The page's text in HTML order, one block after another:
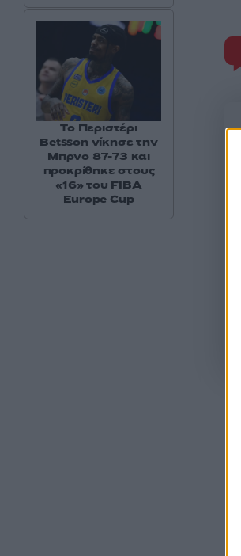
Το Περιστέρι
Betsson νίκησε την
Μπρνο 87-73 και
προκρίθηκε στους
«16» του FIBA
Europe Cup